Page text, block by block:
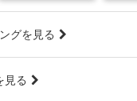
グを見る
見る